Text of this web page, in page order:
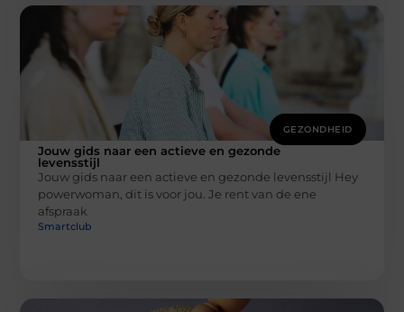
GEZONDHEID
Jouw gids naar een actieve en gezonde
levensstijl
Jouw gids naar een actieve en gezonde levensstijl Hey
powerwoman, dit is voor jou. Je rent van de ene
afspraak
Smartclub